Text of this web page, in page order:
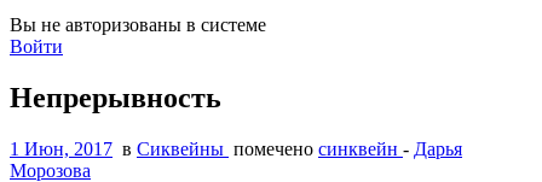
Вы не авторизованы в системе
Войти
Непрерывность
1 Июн, 2017 в Сиквейны помечено синквейн - Дарья
Морозова